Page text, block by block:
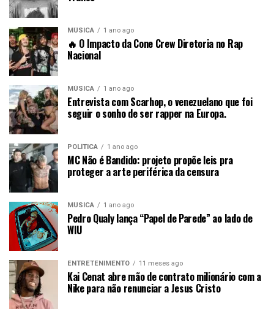
MÚSICA 1 ano ago
🔥 O Impacto da Cone Crew Diretoria no Rap
Nacional
MÚSICA 1 ano ago
Entrevista com Scarhop, o venezuelano que foi
seguir o sonho de ser rapper na Europa.
POLÍTICA 1 ano ago
MC Não é Bandido: projeto propõe leis pra
proteger a arte periférica da censura
MÚSICA 1 ano ago
Pedro Qualy lança “Papel de Parede” ao lado de
WIU
ENTRETENIMENTO 11 meses ago
Kai Cenat abre mão de contrato milionário com a
Nike para não renunciar a Jesus Cristo